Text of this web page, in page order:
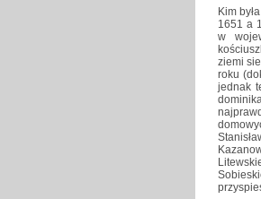
Kim
1651 a
w
ziemi
roku
jednak